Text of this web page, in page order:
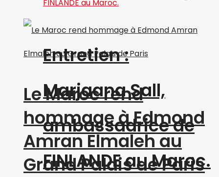
Le Maroc rend
hommage à Edmond
Amran Elmaleh au
Grand Palais de Paris
Entretien :
Marjaana Sall,
ambassadrice de
FINLANDE au Maroc.